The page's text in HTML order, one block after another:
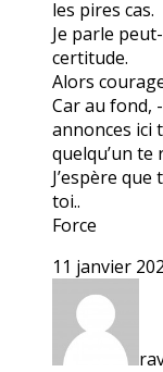
les pires cas.
Je parle
certitude.
Alors
Car au fond,
annonces ici
quelqu’un te
J’espère
toi..
Force
11 janvier